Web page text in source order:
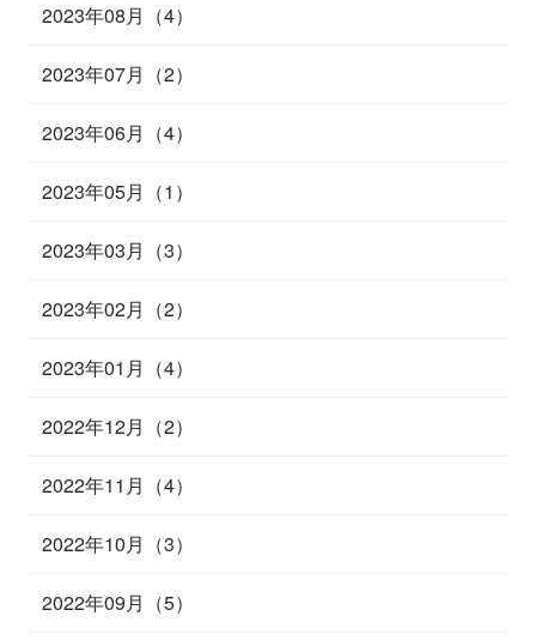
2023年08月（4）
2023年07月（2）
2023年06月（4）
2023年05月（1）
2023年03月（3）
2023年02月（2）
2023年01月（4）
2022年12月（2）
2022年11月（4）
2022年10月（3）
2022年09月（5）